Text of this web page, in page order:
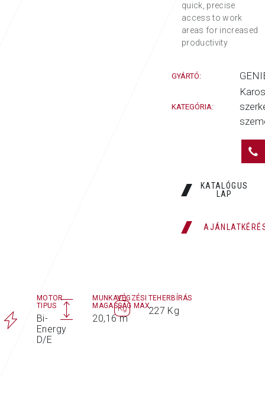
quick, precise
access to work
areas for increased
productivity
GYÁRTÓ:
KATEGÓRIA:
Karos
KATALÓGUS
LAP
MOTOR
TIPUS
Bi-
Energy
D/E
MUNKAVÉGZÉSI
MAGASSÁG MAX.
20,16 m
TEHERBÍRÁS
227 Kg